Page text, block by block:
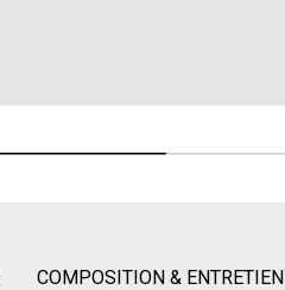
COMPOSITION & ENTRETIEN